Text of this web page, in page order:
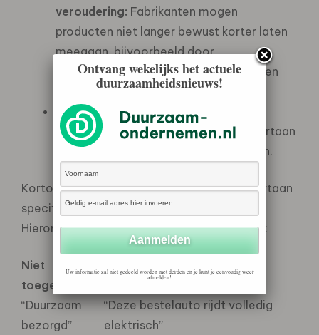
veroudering: Fabrikanten mogen
producten niet langer bewust korter laten
meegaan, bijvoorbeeld door
software‑updates die oudere apparaten
vertragen of functies beperken.
Uitbreiding zwarte lijst:Onder andere
misleidende sociale claims vallen voortaan
ook onder oneerlijke handelspraktijken.
Kortom, duurzaamheidsclaims moeten voortaan
specifiek, concreet en aantoonbaar zijn.
Hieronder delen we een aantal voorbeelden:
Niet
toegestaan
“Duurzaam
bezorgd”
“Deze bestelauto rijdt volledig
elektrisch”
Ontvang wekelijks het actuele
duurzaamheidsnieuws!
Uw informatie zal niet gedeeld worden met derden en je kunt je eenvoudig weer
afmelden!